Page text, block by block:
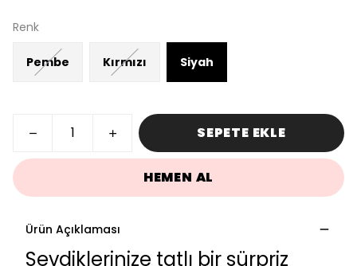
Renk
Pembe Kırmızı Siyah
SEPETE EKLE
HEMEN AL
Ürün Açıklaması
Sevdiklerinize tatlı bir sürpriz